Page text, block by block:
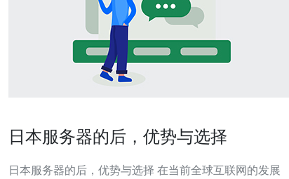
日本服务器的后，优势与选择
日本服务器的后，优势与选择 在当前全球互联网的发展